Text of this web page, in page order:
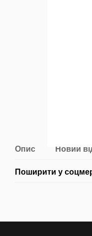
Опис Новий
Поширити у